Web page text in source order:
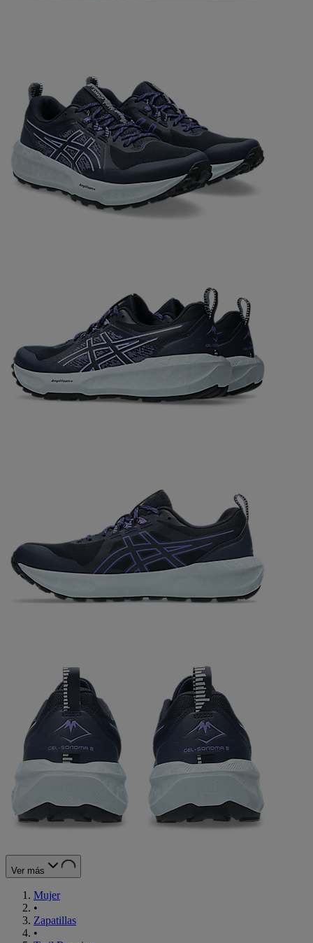
Ver más
Mujer
•
Zapatillas
•